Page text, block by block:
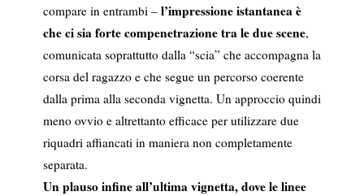
compare in entrambi – l’impressione istantanea è
che ci sia forte compenetrazione tra le due scene,
comunicata soprattutto dalla “scia” che accompagna la
corsa del ragazzo e che segue un percorso coerente
dalla prima alla seconda vignetta. Un approccio quindi
meno ovvio e altrettanto efficace per utilizzare due
riquadri affiancati in maniera non completamente
separata.
Un plauso infine all’ultima vignetta, dove le linee